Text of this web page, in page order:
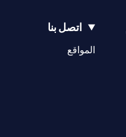
اتصل بنا
المواقع
(opens in a new tab)